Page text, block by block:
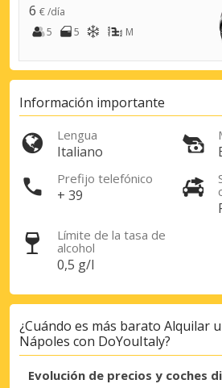
6 € /día
5
5 M
Información importante
Lengua
Italiano
Prefijo telefónico
+ 39
Límite de la tasa de
alcohol
0,5 g/l
¿Cuándo es más barato Alquilar
Nápoles con DoYouItaly?
Evolución de precios y coches